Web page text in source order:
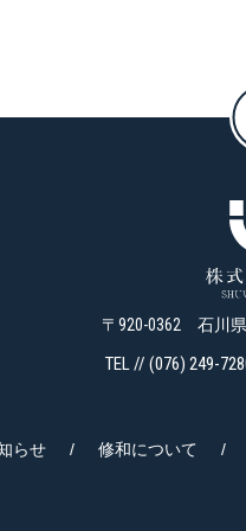
〒920-0362 石川
TEL // (076) 249-
らせ / 修和について /